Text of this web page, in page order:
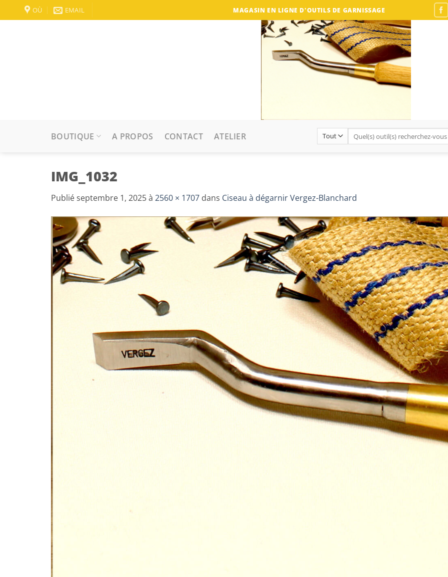
Passer
au
OÙ EMAIL MAGASIN EN LIGNE D'OUTILS DE GARNISSAGE
BOUTIQUE A PROPOS CONTACT ATELIER
Recherche
pour :
IMG_1032
Publiéseptembre 1, 2025à 2560 × 1707 dans Ciseau à dégarnir Vergez-Blanchard